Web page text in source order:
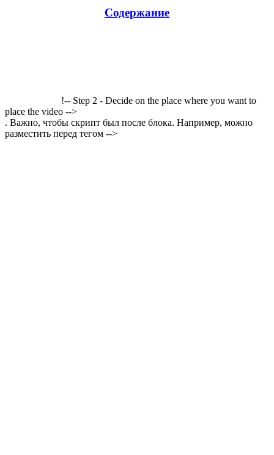
Содержание
!-- Step 2 - Decide on the place where you want to
place the video -->
. Важно, чтобы скрипт был после блока. Например, можно
разместить перед тегом -->